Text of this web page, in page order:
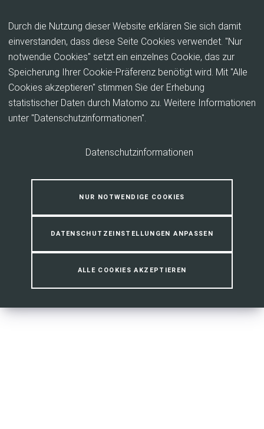
Durch die Nutzung dieser Website erklären Sie sich damit
einverstanden, dass diese Seite Cookies verwendet. "Nur
notwendie Cookies" setzt ein einzelnes Cookie, das zur
Speicherung Ihrer Cookie-Präferenz benötigt wird. Mit "Alle
Cookies akzeptieren" stimmen Sie der Erhebung
statistischer Daten durch Matomo zu. Weitere Informationen
unter "Datenschutzinformationen".
Datenschutzinformationen
NUR NOTWENDIGE COOKIES
DATENSCHUTZEINSTELLUNGEN ANPASSEN
ALLE COOKIES AKZEPTIEREN
Aktive Mobilität in ländlichen
Kommunen: Praxisbeispiele und
Erfolgsfaktoren